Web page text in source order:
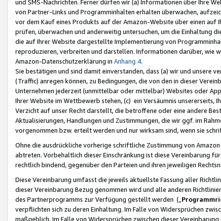
und SMS-Nachrichten. Ferner dürfen wir (a) Informationen über Ihre
von Partner-Links und Programminhalten erhalten überwachen,
vor dem Kauf eines Produkts auf der Amazon-Website über einen
prüfen, überwachen und anderweitig untersuchen, um die Einhaltung
die auf Ihrer Website dargestellte Implementierung von
reproduzieren, verbreiten und darstellen. Informationen darüber, wie
Amazon-Datenschutzerklärung in Anhang 4.
Sie bestätigen und sind damit einverstanden, dass (a) wir und
(Traffic) anregen können, zu Bedingungen, die von den in dieser
Unternehmen jederzeit (unmittelbar oder mittelbar) Websites oder
Ihrer Website im Wettbewerb stehen, (c) ein Versäumnis unsererseits,
Verzicht auf unser Recht darstellt, die betroffene oder eine andere
Aktualisierungen, Handlungen und Zustimmungen, die wir ggf. im
vorgenommen bzw. erteilt werden und nur wirksam sind, wenn sie
Ohne die ausdrückliche vorherige schriftliche Zustimmung von
abtreten. Vorbehaltlich dieser Einschränkung ist diese Vereinbarung
rechtlich bindend, gegenüber den Parteien und ihren jeweiligen
Diese Vereinbarung umfasst die jeweils aktuellste Fassung aller
dieser Vereinbarung Bezug genommen wird und alle anderen
des Partnerprogramms zur Verfügung gestellt werden („
verpflichten sich zu deren Einhaltung. Im Falle von Widersprüchen
maßgeblich. Im Falle von Widersprüchen zwischen dieser